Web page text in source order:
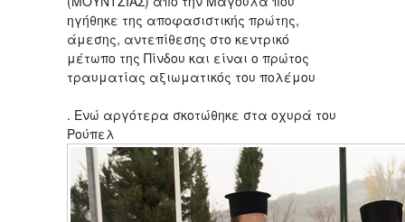
ηγήθηκε της αποφασιστικής πρώτης,
άμεσης, αντεπίθεσης στο κεντρικό
μέτωπο της Πίνδου και είναι ο πρώτος
τραυματίας αξιωματικός του πολέμου
. Ενώ αργότερα σκοτώθηκε στα οχυρά του
Ρούπελ